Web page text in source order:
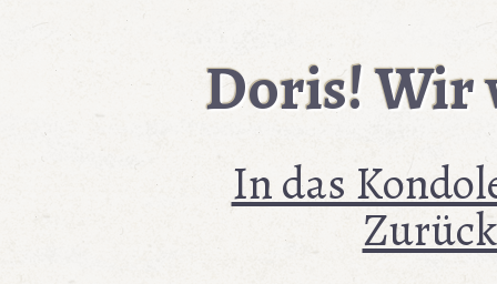
Doris! Wir
In das